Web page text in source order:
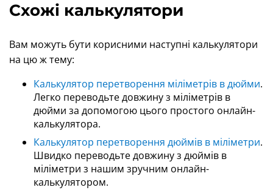
Схожі калькулятори
Вам можуть бути корисними наступні калькулятори
на цю ж тему:
Калькулятор перетворення міліметрів в дюйми.
Легко переводьте довжину з міліметрів в
дюйми за допомогою цього простого онлайн-
калькулятора.
Калькулятор перетворення дюймів в міліметри.
Швидко переводьте довжину з дюймів в
міліметри з нашим зручним онлайн-
калькулятором.